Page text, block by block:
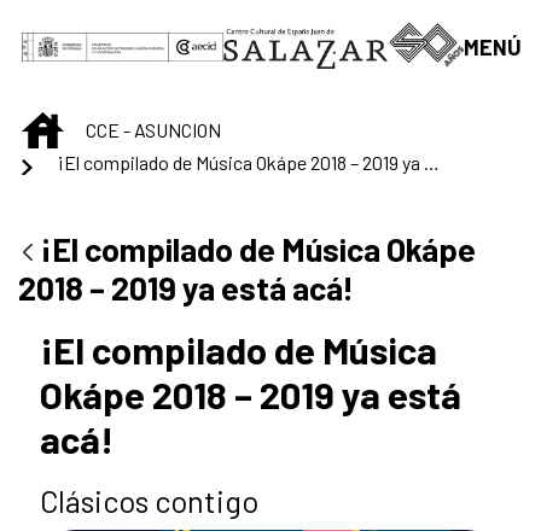
MENÚ
INICIOCCE - ASUNCION
¡El compilado de Música Okápe
2018 – 2019 ya está acá!
¡El compilado de Música
Okápe 2018 – 2019 ya está
acá!
Clásicos contigo